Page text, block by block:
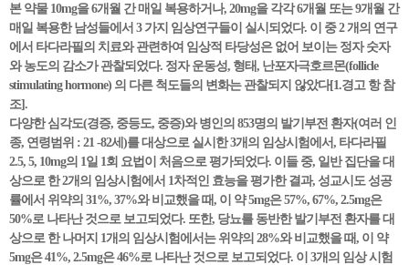
본 약물 10mg을 6개월 간 매일 복용하거나, 20mg을 각각 6개월 또는 9개월 간
매일 복용한 남성들에서 3 가지 임상연구들이 실시되었다. 이 중 2 개의 연구
에서 타다라필의 치료와 관련하여 임상적 타당성은 없어 보이는 정자 숫자
와 농도의 감소가 관찰되었다. 정자 운동성, 형태, 난포자극호르몬(follicle
stimulating hormone) 의 다른 척도들의 변화는 관찰되지 않았다[1.경고 항 참
조].
다양한 심각도(경증, 중등도, 중증)와 병인의 853명의 발기부전 환자(여러 인
종, 연령범위 : 21 -82세)를 대상으로 실시한 3개의 임상시험에서, 타다라필
2.5, 5, 10mg의 1일 1회 요법이 처음으로 평가되었다. 이들 중, 일반 집단을 대
상으로 한 2개의 임상시험에서 1차적인 효능을 평가한 결과, 성교시도 성공
률에서 위약의 31%, 37%와 비교했을 때, 이 약 5mg은 57%, 67%, 2.5mg은
50%로 나타난 것으로 보고되었다. 또한, 당뇨를 동반한 발기부전 환자를 대
상으로 한 나머지 1개의 임상시험에서는 위약의 28%와 비교했을 때, 이 약
5mg은 41%, 2.5mg은 46%로 나타난 것으로 보고되었다. 이 3개의 임상 시험